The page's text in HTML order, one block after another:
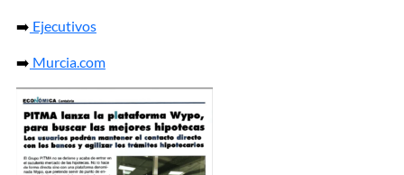
➡️ Ejecutivos
➡️ Murcia.com